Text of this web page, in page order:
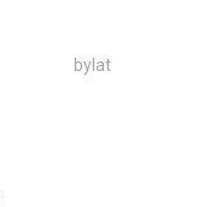
bylat